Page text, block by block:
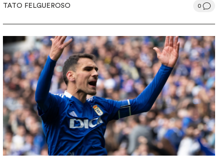
TATO FELGUEROSO 0